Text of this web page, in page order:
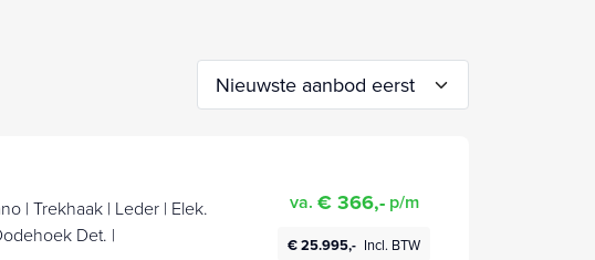
| Trekhaak | Leder | Elek.
Det. |
va. € 366,- p/m
€ 25.995,- Incl. BTW